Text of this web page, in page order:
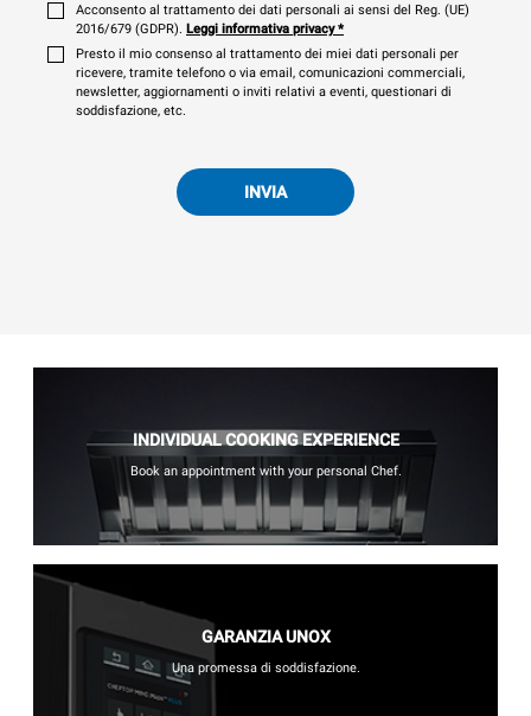
Acconsento al trattamento dei dati personali ai sensi del Reg. (UE)
2016/679 (GDPR). Leggi informativa privacy*
Presto il mio consenso al trattamento dei miei dati personali per
ricevere, tramite telefono o via email, comunicazioni commerciali,
newsletter, aggiornamenti o inviti relativi a eventi, questionari di
soddisfazione, etc.
INVIA
INDIVIDUAL COOKING EXPERIENCE
Book an appointment with your personal Chef.
GARANZIA UNOX
Una promessa di soddisfazione.